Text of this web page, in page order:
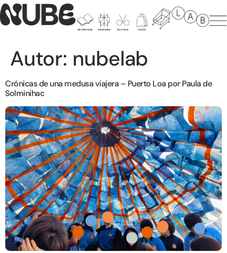
Autor: nubelab
Crónicas de una medusa viajera – Puerto Loa por Paula de
Solminihac